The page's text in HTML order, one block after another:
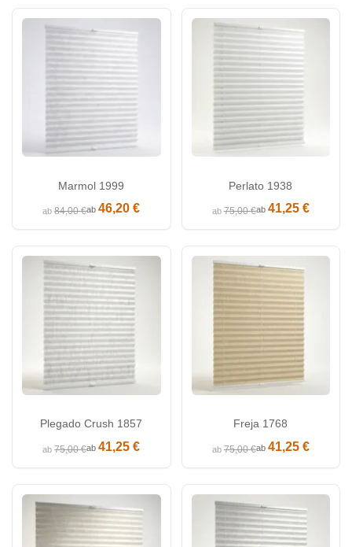
Marmol 1999
ab84,00 €ab46,20 €
Perlato 1938
ab75,00 €ab 41,25 €
Plegado Crush 1857
ab75,00 €ab41,25 €
Freja 1768
ab75,00 €ab 41,25 €